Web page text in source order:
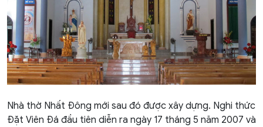
Nhà thờ Nhất Đông mới sau đó được xây dựng. Nghi thức
Đặt Viên Đá đầu tiên diễn ra ngày 17 tháng 5 năm 2007 và